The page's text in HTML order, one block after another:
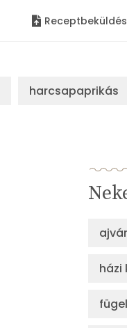
Receptbeküldés
harcsapaprikás
ajvár
házi